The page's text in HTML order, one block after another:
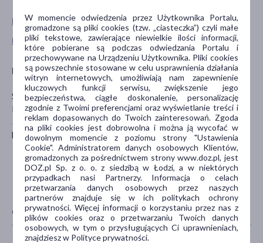
Pokaż wszystkie produkty SISTER YOUNG
Pokaż wszystkie produkty linii Mila marki Sister Young
Podmiot odpowiedzialny
SISTER YOUNG SP. Z O.O.
Klementyny Hoffmanowej 19/302
35-016 Rzeszów
hello@sisteryoung.com
CECHY PRODUKTU
W momencie odwiedzenia przez Użytkownika Portalu,
gromadzone są pliki cookies (tzw. „ciasteczka”) czyli małe
pliki tekstowe, zawierające niewielkie ilości informacji,
które pobierane są podczas odwiedzania Portalu i
przechowywane na Urządzeniu Użytkownika. Pliki cookies
są powszechnie stosowane w celu usprawnienia działania
witryn internetowych, umożliwiają nam zapewnienie
kluczowych funkcji serwisu, zwiększenie jego
bezpieczeństwa, ciągłe doskonalenie, personalizację
zgodnie z Twoimi preferencjami oraz wyświetlanie treści i
reklam dopasowanych do Twoich zainteresowań. Zgoda
na pliki cookies jest dobrowolna i można ją wycofać w
dowolnym momencie z poziomu strony "Ustawienia
Cookie". Administratorem danych osobowych Klientów,
gromadzonych za pośrednictwem strony www.doz.pl, jest
DOZ.pl Sp. z o. o. z siedzibą w Łodzi, a w niektórych
przypadkach nasi Partnerzy. Informacja o celach
przetwarzania danych osobowych przez naszych
partnerów znajduje się w ich politykach ochrony
prywatności. Więcej informacji o korzystaniu przez nas z
plików cookies oraz o przetwarzaniu Twoich danych
osobowych, w tym o przysługujących Ci uprawnieniach,
znajdziesz w Polityce prywatności.